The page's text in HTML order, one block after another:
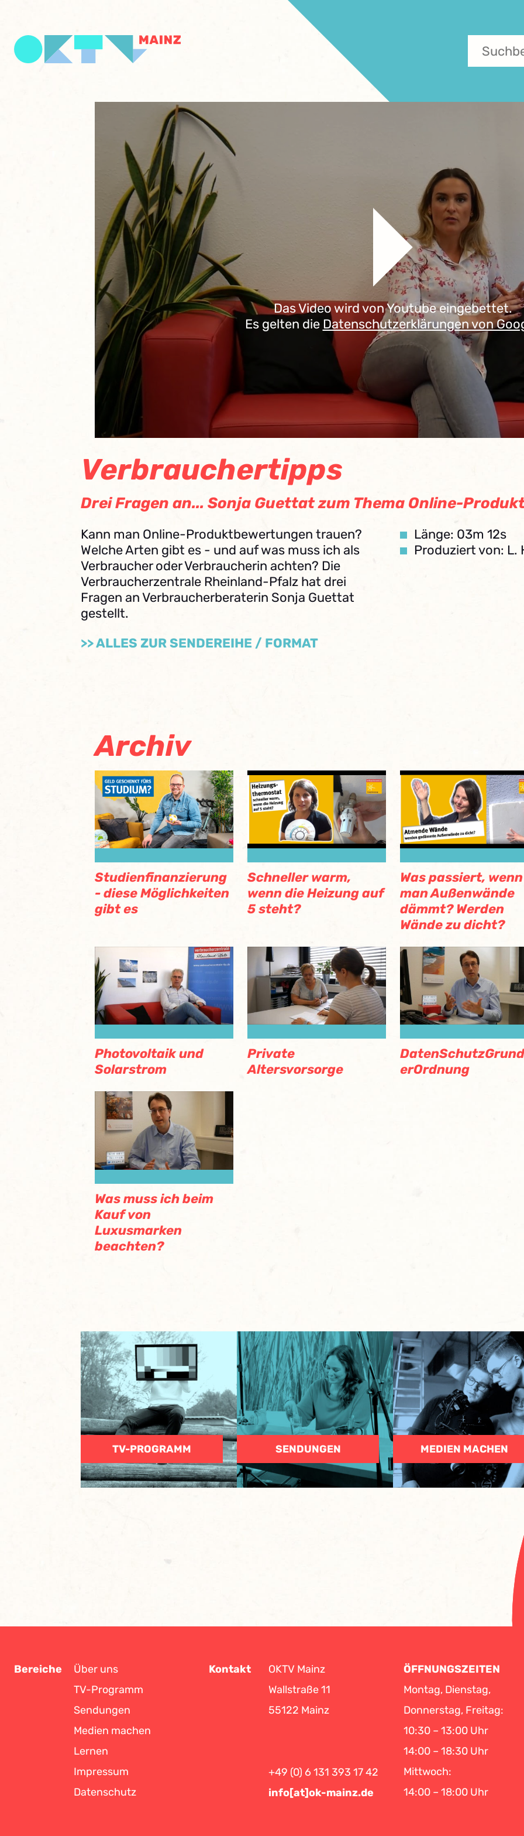
Das Video wird von Youtube eingebettet.
Es gelten die Datenschutzerklärungen von
Verbrauchertipps
Drei Fragen an... Sonja Guettat zum Thema Online-
Kann man Online-Produktbewertungen trauen?
Welche Arten gibt es - und auf was muss ich als
Verbraucher oder Verbraucherin achten? Die
Verbraucherzentrale Rheinland-Pfalz hat drei
Fragen an Verbraucherberaterin Sonja Guettat
gestellt.
>> ALLES ZUR SENDEREIHE / FORMAT
Länge: 03m 12s
Produziert von: L.
Archiv
Studienfinanzierung
- diese Möglichkeiten
gibt es
Schneller warm,
wenn die Heizung auf
5 steht?
Was passiert, wenn
man Außenwände
dämmt? Werden
Wände zu dicht?
Photovoltaik und
Solarstrom
Private
Altersvorsorge
erOrdnung
Was muss ich beim
Kauf von
Luxusmarken
beachten?
TV-PROGRAMM SENDUNGEN MEDIEN MACHEN
Bereiche
Über uns
TV-Programm
Sendungen
Medien machen
Lernen
Impressum
Datenschutz
Kontakt
OKTV Mainz
Wallstraße 11
55122 Mainz
+49 (0) 6 131 393 17 42
info[at]ok-mainz.de
ÖFFNUNGSZEITEN
Montag, Dienstag,
Donnerstag, Freitag:
10:30 – 13:00 Uhr
14:00 – 18:30 Uhr
Mittwoch:
14:00 – 18:00 Uhr